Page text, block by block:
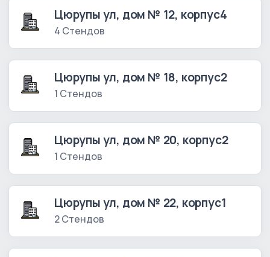
Цюрупы ул, дом № 12, корпус4
4 Стендов
Цюрупы ул, дом № 18, корпус2
1 Стендов
Цюрупы ул, дом № 20, корпус2
1 Стендов
Цюрупы ул, дом № 22, корпус1
2 Стендов